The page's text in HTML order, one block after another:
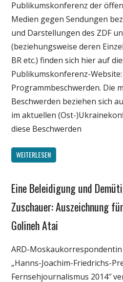
Politik
Wirtschaft
Publikumskonferenz der
Medien gegen Sendungen
und Darstellungen des ZDF
(beziehungsweise deren
BR etc.) finden sich hier auf
Publikumskonferenz-Website:
Programmbeschwerden. Die
Beschwerden beziehen sich
im aktuellen (Ost-
diese Beschwerden
WEITERLESEN
Gesellschaft
Internet
Politik
Eine Beleidigung und
Zuschauer: Auszeichnung
Golineh Atai
ARD-
„Hanns-Joachim-Friedrichs-
Fernsehjournalismus 2014″